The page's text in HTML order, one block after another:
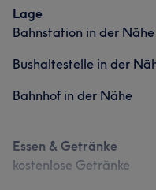
Lage
Bahnstation in der Nähe
Bushaltestelle in der
Bahnhof in der Nähe
Essen & Getränke
kostenlose Getränke